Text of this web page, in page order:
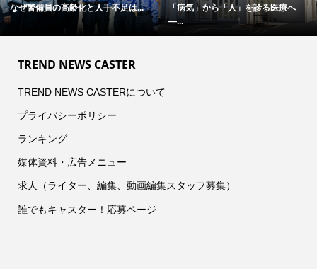
足は...
「病気」から「人」を診る医療へ
F1全戦を2人で現地観戦、
と...
TREND NEWS CASTER
TREND NEWS CASTERについて
プライバシーポリシー
ランキング
媒体資料・広告メニュー
求人（ライター、編集、動画編集スタッフ募集）
誰でもキャスター！応募ページ